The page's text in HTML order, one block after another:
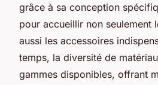
grâce à sa conception
pour accueillir non seulement
aussi les accessoires
temps, la diversité de
gammes disponibles, offrant